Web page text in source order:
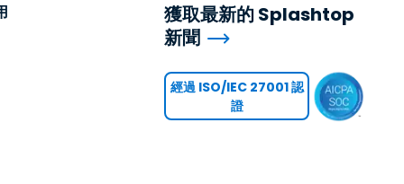
獲取最新的 Splashtop
新聞
經過 ISO/IEC 27001 認
證